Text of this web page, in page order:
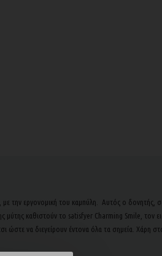
την εργονομική του καμπύλη. Αυτός ο δονητής,
καθιστούν το satisfyer Charming Smile, τον
ώστε να διεγείρουν έντονα όλα τα σημεία. Χάρη